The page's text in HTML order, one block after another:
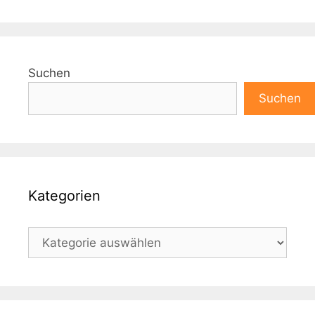
Suchen
Suchen
Kategorien
Kategorien